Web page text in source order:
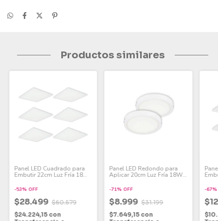
Productos similares
Panel LED Cuadrado para
Embutir 22cm Luz Fría 18W
-53% OFF
$28.499 $60.579
$24.224,15 con
Panel LED Redondo para
Aplicar 20cm Luz Fría 18W
-71%OFF
$8.999 $31.199
$7.649,15 con
-67